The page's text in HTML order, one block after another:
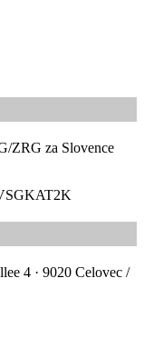
ZRG za Slovence
4 · 9020 Celovec /